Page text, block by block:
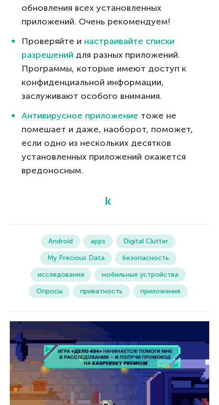
обновления всех установленных
приложений. Очень рекомендуем!
Проверяйте и настраивайте списки
разрешений для разных приложений.
Программы, которые имеют доступ к
конфиденциальной информации,
заслуживают особого внимания.
Антивирусное приложение тоже не
помешает и даже, наоборот, поможет,
если одно из нескольких десятков
установленных приложений окажется
вредоносным.
Android apps
Digital Clutter
My Precious Data
безопасность
исследования
мобильные устройства
Опросы
приватность приложения